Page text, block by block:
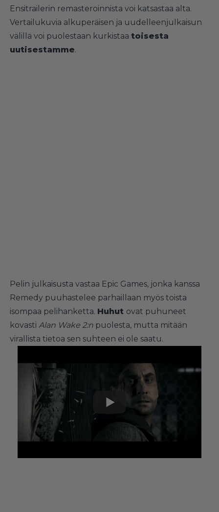
Ensitrailerin remasteroinnista voi katsastaa alta.
Vertailukuvia alkuperäisen ja uudelleenjulkaisun
välillä voi puolestaan kurkistaa toisesta
uutisestamme.
Pelin julkaisusta vastaa Epic Games, jonka kanssa
Remedy puuhastelee parhaillaan myös toista
isompaa pelihanketta. Huhut ovat puhuneet
kovasti Alan Wake 2:n puolesta, mutta mitään
virallista tietoa sen suhteen ei ole saatu.